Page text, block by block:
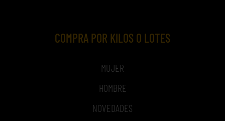
COMPRA POR KILOS O LOTES
MUJER
HOMBRE
NOVEDADES